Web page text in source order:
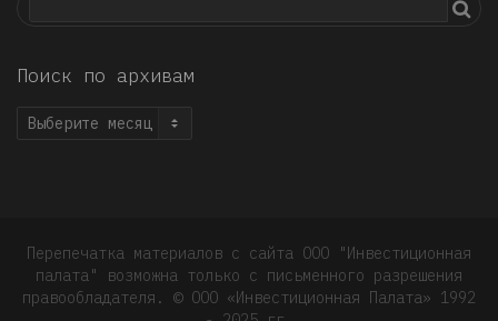
Поиск по архивам
Поиск
Перепечатка материалов с сайта ООО "Инвестиционная
палата" возможна только с письменного разрешения
правообладателя. © OOO «Инвестиционная Палата» 1992